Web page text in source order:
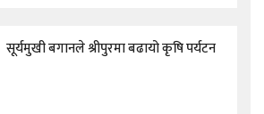
सूर्यमुखी बगानले श्रीपुरमा बढायो कृषि पर्यटन